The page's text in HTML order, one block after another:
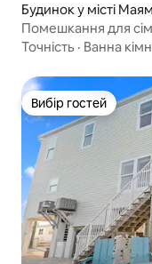
Будинок у місті
Помешкання для
аеропорту
Точність · Ванна
Вибір гостей
Вибір гостей